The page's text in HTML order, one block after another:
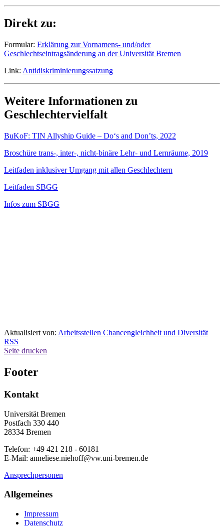
Direkt zu:
Formular: Erklärung zur Vornamens- und/oder
Geschlechtseintragsänderung an der Universität Bremen
Link: Antidiskriminierungssatzung
Weitere Informationen zu
Geschlechtervielfalt
BuKoF: TIN Allyship Guide – Do‘s and Don’ts, 2022
Broschüre trans-, inter-, nicht-binäre Lehr- und Lernräume, 2019
Leitfaden inklusiver Umgang mit allen Geschlechtern
Leitfaden SBGG
Infos zum SBGG
Aktualisiert von: Arbeitsstellen Chancengleichheit und Diversität
RSS
Seite drucken
Footer
Kontakt
Universität Bremen
Postfach 330 440
28334 Bremen
Telefon: +49 421 218 - 60181
E-Mail: anneliese.niehoff@vw.uni-bremen.de
Ansprechpersonen
Allgemeines
Impressum
Datenschutz